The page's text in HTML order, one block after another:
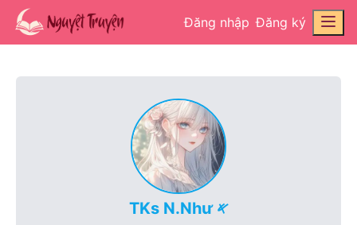
Đăng nhập Đăng ký
TKs N.Như 𐤀